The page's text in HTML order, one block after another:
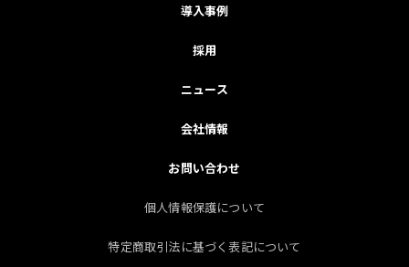
導入事例
採用
ニュース
会社情報
お問い合わせ
個人情報保護について
特定商取引法に基づく表記について